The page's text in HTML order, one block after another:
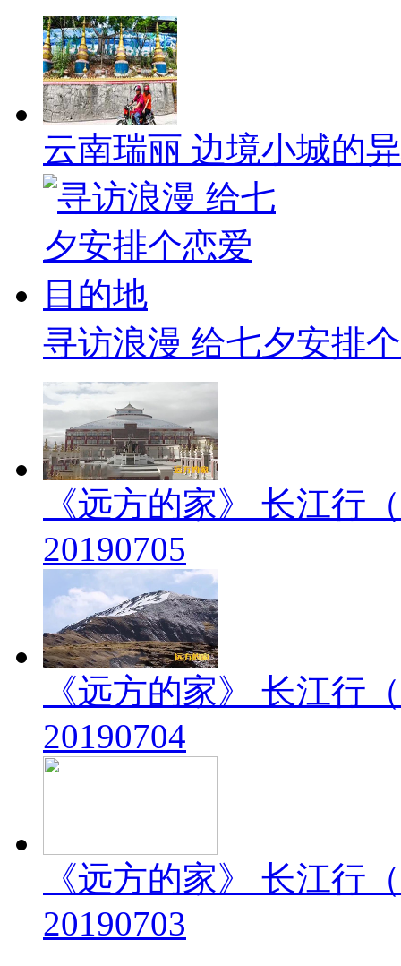
云南瑞丽 边境小城的
寻访浪漫 给七夕安排
《远方的家》 长江行
20190705
《远方的家》 长江行
20190704
《远方的家》 长江行
20190703